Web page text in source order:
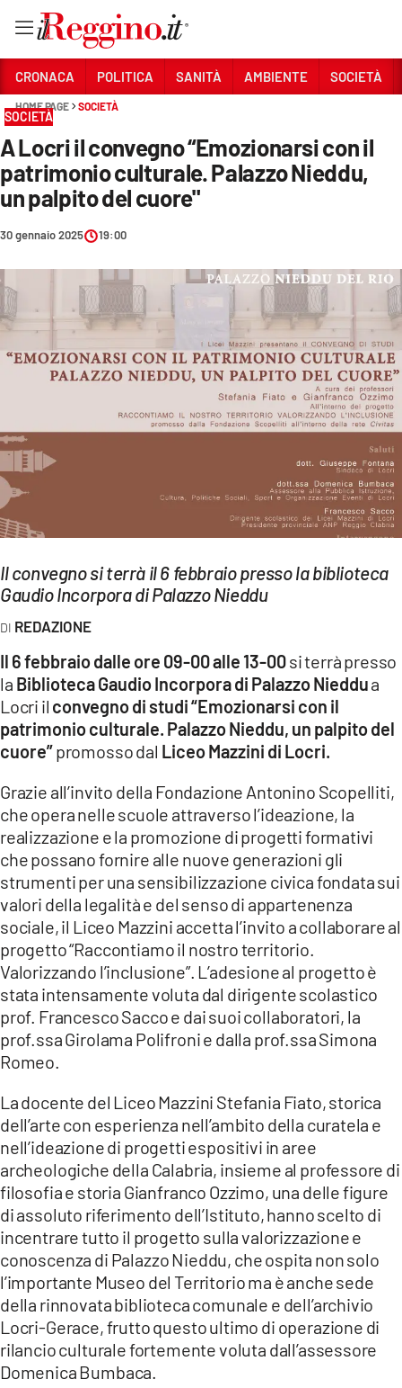
Sezioni
CRONACA
POLITICA
SANITÀ
AMBIENTE
SOCIETÀ
ECONOMIA E LAVORO
SPORT
LAC NETWORK
LAC ONAIR
LaC
Network
LACPLAY.IT
LACTV.IT
LACONAIR.IT
LACITYMAG.IT
ILREGGINO.IT
COSENZACHANNEL.IT
ILVIBONESE.IT
CATANZAROCHANNEL.IT
LACAPITALENEWS.IT
ANDROID
APPLE
CRONACA POLITICA SANITÀ AMBIENTE SOCIETÀ
HOME PAGE SOCIETÀ
SOCIETÀ
A Locri il convegno “Emozionarsi con il
patrimonio culturale. Palazzo Nieddu,
un palpito del cuore"
30 gennaio 2025 19:00
Il convegno si terrà il 6 febbraio presso la biblioteca
Gaudio Incorpora di Palazzo Nieddu
REDAZIONE
Il 6 febbraio dalle ore 09-00 alle 13-00si terrà presso
la Biblioteca Gaudio Incorpora di Palazzo Nieddua
Locri il convegno di studi “Emozionarsi con il
patrimonio culturale. Palazzo Nieddu, un palpito del
cuore”promosso dal Liceo Mazzini di Locri.
Grazie all’invito della Fondazione Antonino Scopelliti,
che opera nelle scuole attraverso l’ideazione, la
realizzazione e la promozione di progetti formativi
che possano fornire alle nuove generazioni gli
strumenti per una sensibilizzazione civica fondata sui
valori della legalità e del senso di appartenenza
sociale, il Liceo Mazzini accetta l’invito a collaborare al
progetto “Raccontiamo il nostro territorio.
Valorizzando l’inclusione”. L’adesione al progetto è
stata intensamente voluta dal dirigente scolastico
prof. Francesco Sacco e dai suoi collaboratori, la
prof.ssa Girolama Polifroni e dalla prof.ssa Simona
Romeo.
La docente del Liceo Mazzini Stefania Fiato, storica
dell’arte con esperienza nell’ambito della curatela e
nell’ideazione di progetti espositivi in aree
archeologiche della Calabria, insieme al professore di
filosofia e storia Gianfranco Ozzimo, una delle figure
di assoluto riferimento dell’Istituto, hanno scelto di
incentrare tutto il progetto sulla valorizzazione e
conoscenza di Palazzo Nieddu, che ospita non solo
l’importante Museo del Territorio ma è anche sede
della rinnovata biblioteca comunale e dell’archivio
Locri-Gerace, frutto questo ultimo di operazione di
rilancio culturale fortemente voluta dall’assessore
Domenica Bumbaca.